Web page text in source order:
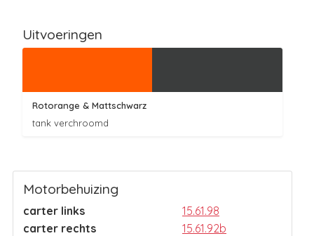
Uitvoeringen
Rotorange & Mattschwarz
tank verchroomd
Motorbehuizing
carter links
15.61.98
carter rechts
15.61.92b